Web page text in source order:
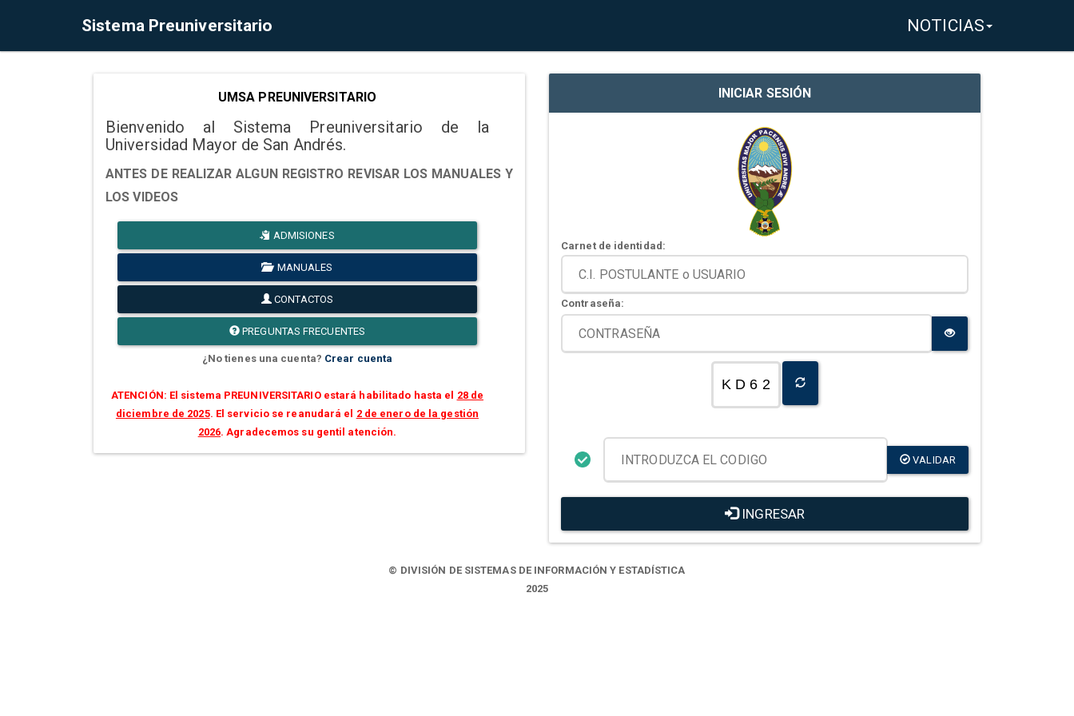
Sistema Preuniversitario NOTICIAS
UMSA PREUNIVERSITARIO
Bienvenido al Sistema Preuniversitario de la
Universidad Mayor de San Andrés.
ANTES DE REALIZAR ALGUN REGISTRO REVISAR LOS MANUALES Y
LOS VIDEOS
ADMISIONES
MANUALES
CONTACTOS
PREGUNTAS FRECUENTES
¿No tienes una cuenta? Crear cuenta
ATENCIÓN: El sistema PREUNIVERSITARIO estará habilitado hasta el 28 de
diciembre de 2025. El servicio se reanudará el 2 de enero de la gestión
2026. Agradecemos su gentil atención.
INICIAR SESIÓN
Carnet de identidad:
Contraseña:
K D 6 2
VALIDAR
INGRESAR
© DIVISIÓN DE SISTEMAS DE INFORMACIÓN Y ESTADÍSTICA
2025